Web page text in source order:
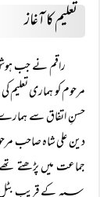
تعلیم کا آغاز
راقم نے جب ہوش
مرحوم کو ہماری تعلیم
حسنِ اتفاق سے ہمارے
دین علی شاہ صاحب